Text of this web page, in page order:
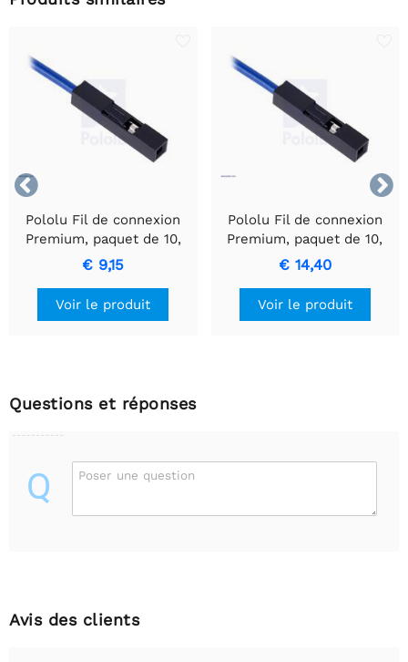


Pololu Fil de connexion
Premium, paquet de 10,
MM, 3 pouces, blanc
€ 9,15
Voir le produit
Pololu Fil de connexion
Premium, paquet de 10,
FF, 12 pouces, jaune
€ 14,40
Voir le produit
Questions et réponses
Q Poser une question
Avis des clients